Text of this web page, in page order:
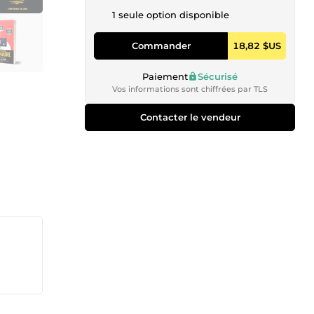
1 seule option disponible
Commander 18,82 $US
Paiement Sécurisé
Vos informations sont chiffrées par TLS
Contacter le vendeur